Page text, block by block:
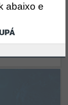
abaixo e